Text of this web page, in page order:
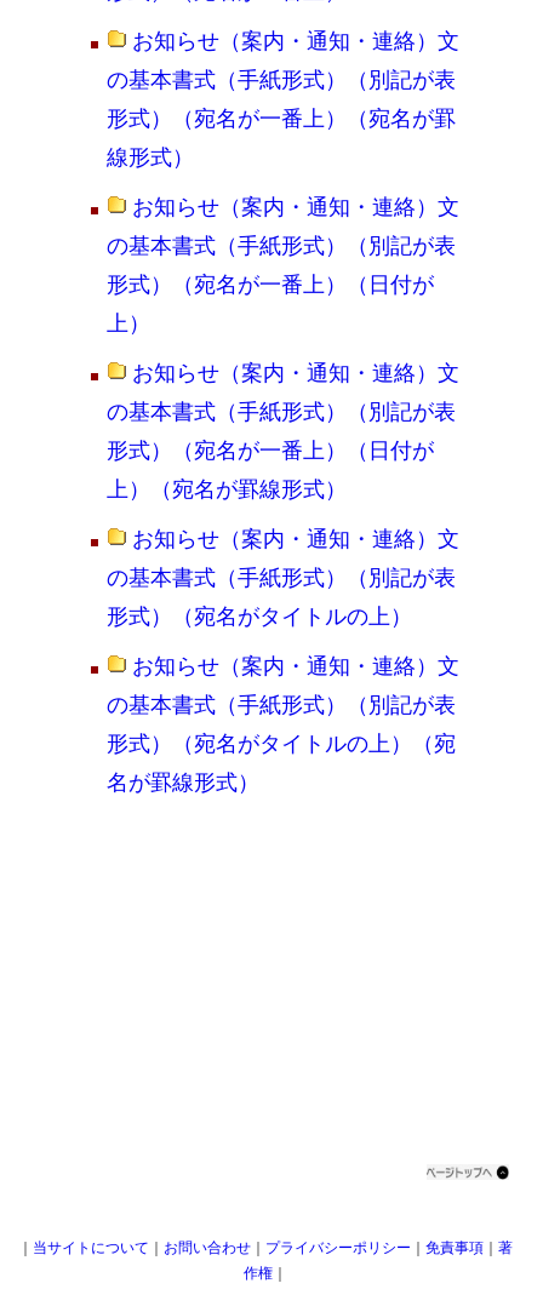
お知らせ（案内・通知・連絡）文
の基本書式（手紙形式）（別記が表
形式）（宛名が一番上）（宛名が罫
線形式）
お知らせ（案内・通知・連絡）文
の基本書式（手紙形式）（別記が表
形式）（宛名が一番上）（日付が
上）
お知らせ（案内・通知・連絡）文
の基本書式（手紙形式）（別記が表
形式）（宛名が一番上）（日付が
上）（宛名が罫線形式）
お知らせ（案内・通知・連絡）文
の基本書式（手紙形式）（別記が表
形式）（宛名がタイトルの上）
お知らせ（案内・通知・連絡）文
の基本書式（手紙形式）（別記が表
形式）（宛名がタイトルの上）（宛
名が罫線形式）
｜ 当サイトについて ｜ お問い合わせ ｜ プライバシーポリシー ｜ 免責事項 ｜ 著
作権 ｜